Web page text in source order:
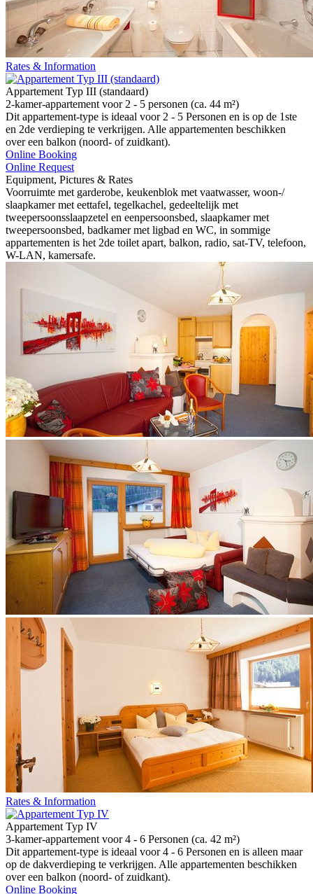
Rates & Information
Appartement Typ III (standaard)
2-kamer-appartement voor 2 - 5 personen (ca. 44 m²)
Dit appartement-type is ideaal voor 2 - 5 Personen en is op de 1ste
en 2de verdieping te verkrijgen. Alle appartementen beschikken
over een balkon (noord- of zuidkant).
Online Booking
Online Request
Equipment, Pictures & Rates
Voorruimte met garderobe, keukenblok met vaatwasser, woon-/
slaapkamer met eettafel, tegelkachel, gedeeltelijk met
tweepersoonsslaapzetel en eenpersoonsbed, slaapkamer met
tweepersoonsbed, badkamer met ligbad en WC, in sommige
appartementen is het 2de toilet apart, balkon, radio, sat-TV, telefoon,
W-LAN, kamersafe.
Rates & Information
Appartement Typ IV
3-kamer-appartement voor 4 - 6 Personen (ca. 42 m²)
Dit appartement-type is ideaal voor 4 - 6 Personen en is alleen maar
op de dakverdieping te verkrijgen. Alle appartementen beschikken
over een balkon (noord- of zuidkant).
Online Booking